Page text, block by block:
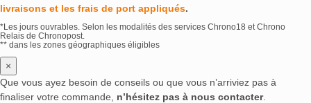
livraisons et les frais de port appliqués.
*Les jours ouvrables. Selon les modalités des services Chrono18 et Chrono
Relais de Chronopost.
** dans les zones géographiques éligibles
×
Que vous ayez besoin de conseils ou que vous n’arriviez pas à
finaliser votre commande, n’hésitez pas à nous contacter.